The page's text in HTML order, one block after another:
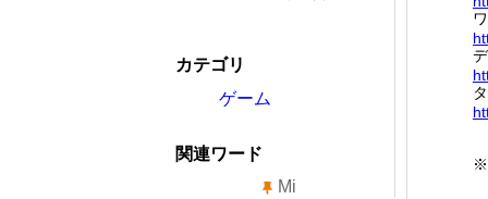
※
カテゴリ
ゲーム
関連ワード
Mi